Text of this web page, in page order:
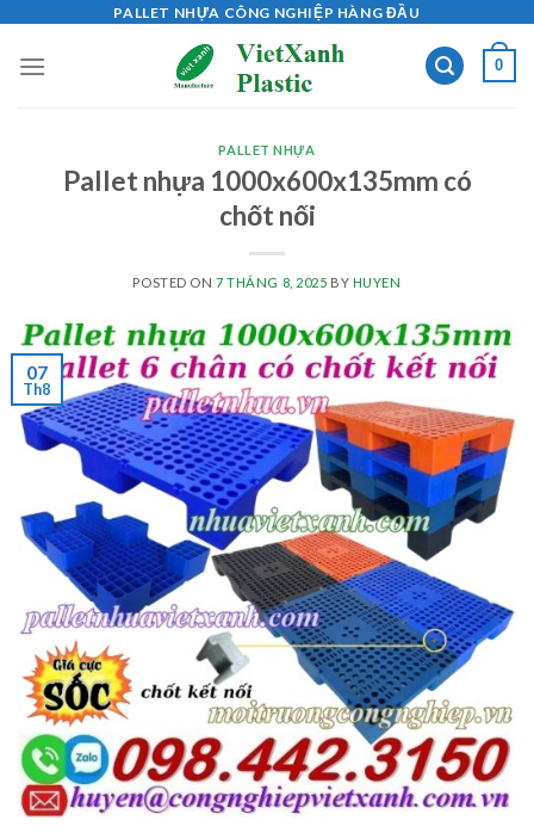
content
PALLET NHỰA CÔNG NGHIỆP HÀNG ĐẦU
0
PALLET NHỰA
Pallet nhựa 1000x600x135mm có
chốt nối
POSTED ON7 THÁNG 8, 2025 BY HUYEN
07
Th8